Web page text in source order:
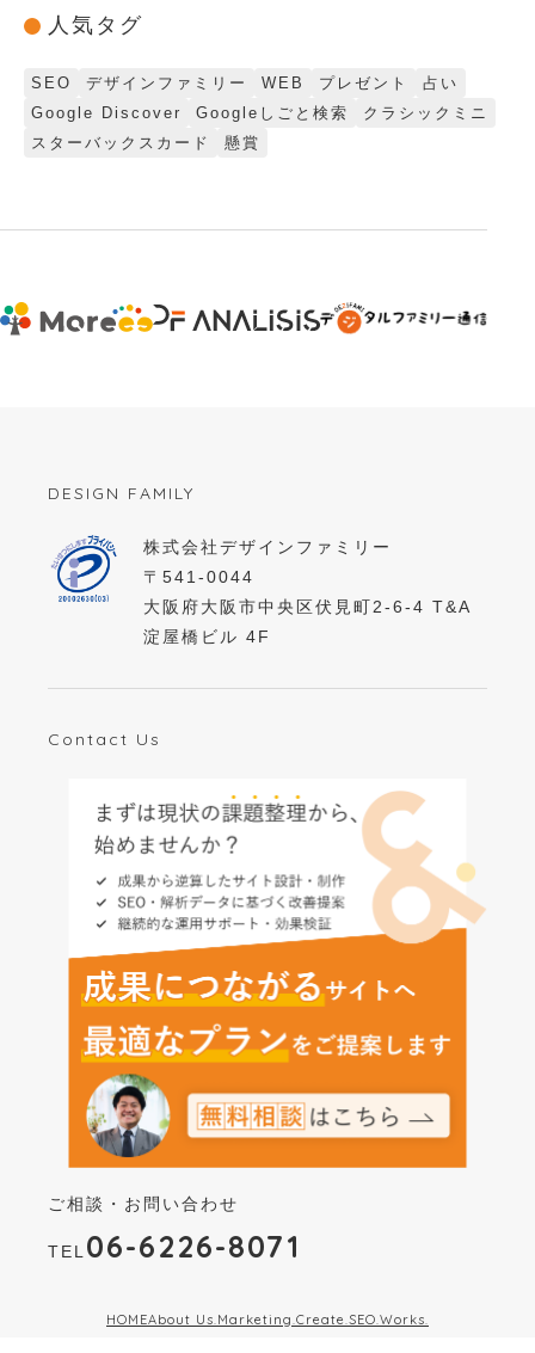
人気タグ
SEO デザインファミリー WEB プレゼント
占い
Google Discover
Googleしごと検索
クラシックミニ
スターバックスカード
懸賞
DESIGN FAMILY
株式会社デザインファミリー
〒541-0044
大阪府大阪市中央区伏見町2-6-4 T&A
淀屋橋ビル 4F
Contact Us
ご相談・お問い合わせ
TEL06-6226-8071
HOMEAbout Us.Marketing.Create.SEO.Works.